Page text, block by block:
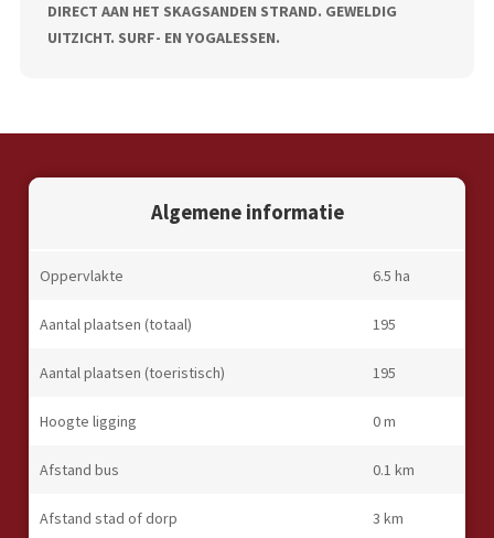
DIRECT AAN HET SKAGSANDEN STRAND. GEWELDIG
UITZICHT. SURF- EN YOGALESSEN.
Algemene informatie
Oppervlakte 6.5 ha
Aantal plaatsen (totaal) 195
Aantal plaatsen (toeristisch) 195
Hoogte ligging 0 m
Afstand bus 0.1 km
Afstand stad of dorp 3 km